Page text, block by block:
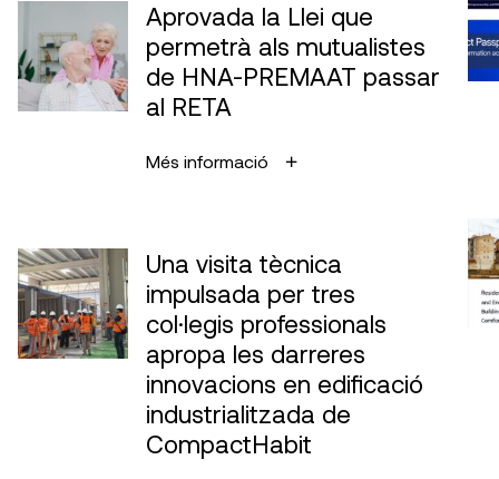
Aprovada la Llei que
permetrà als mutualistes
de HNA-PREMAAT passar
al RETA
Més informació
Una visita tècnica
impulsada per tres
col·legis professionals
apropa les darreres
innovacions en edificació
industrialitzada de
CompactHabit